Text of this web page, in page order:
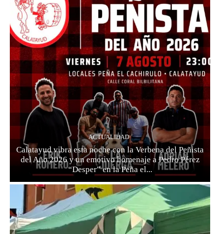
ACTUALIDAD
Calatayud vibra esta noche con la Verbena del Peñista
del Año 2026 y un emotivo homenaje a Pedro Pérez
“Desper” en la Peña el...